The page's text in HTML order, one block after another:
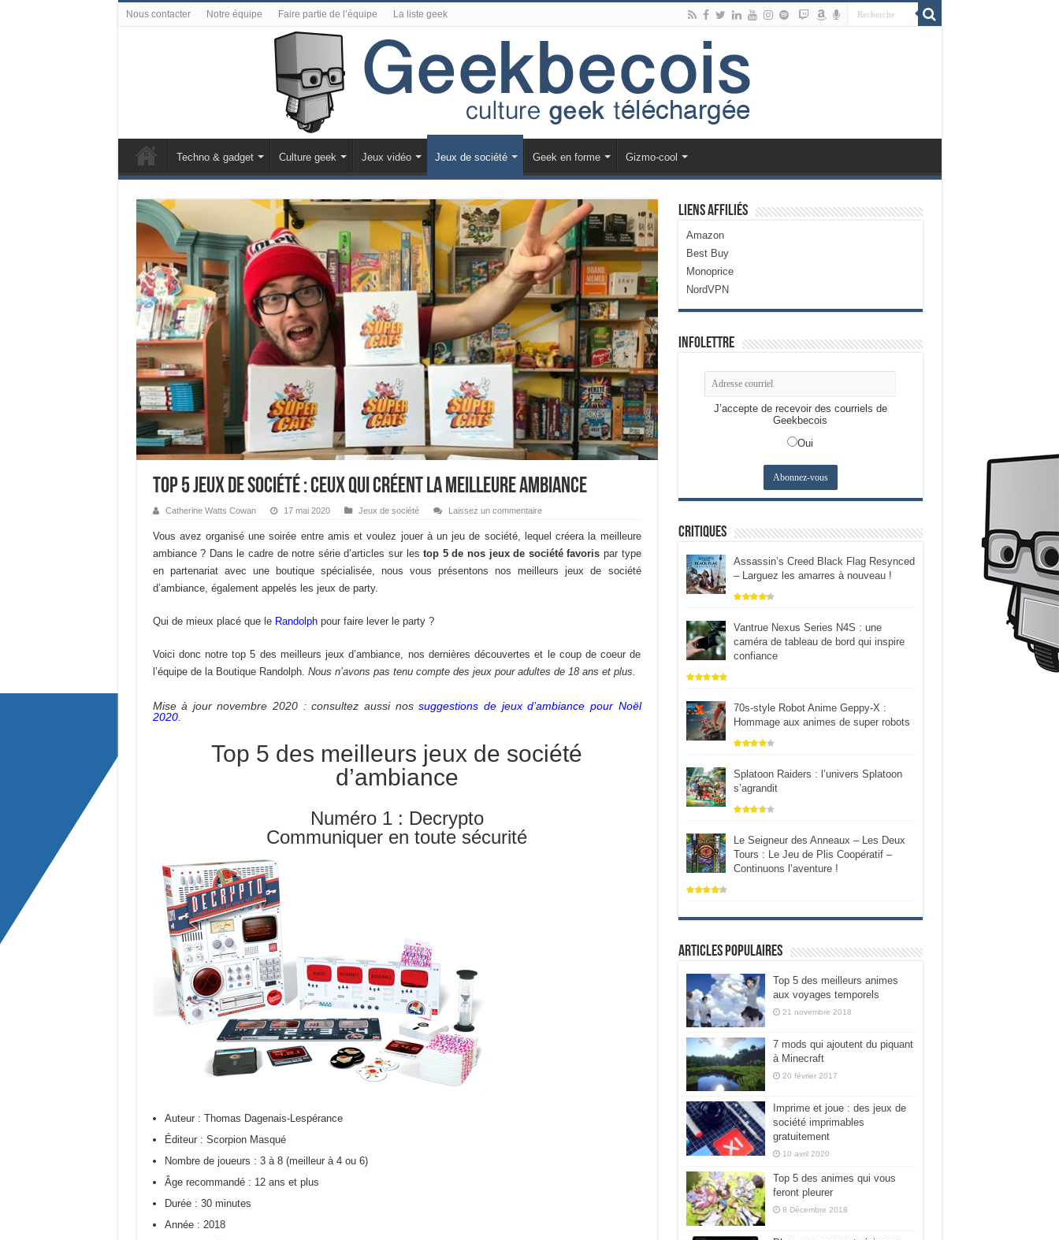
Nous contacter Notre équipe Faire partie de l’équipe La liste geek
Techno & gadget Culture geek Jeux vidéo Jeux de société Geek en forme Gizmo-cool
Top 5 jeux de société : ceux qui créent la meilleure ambiance
Catherine Watts Cowan 17 mai 2020 Jeux de société Laissez un commentaire
Vous avez organisé une soirée entre amis et voulez jouer à un jeu de société, lequel créera la meilleure
ambiance ? Dans le cadre de notre série d’articles sur lestop 5 de nos jeux de société favoris par type
en partenariat avec une boutique spécialisée, nous vous présentons nos meilleurs jeux de société
d’ambiance, également appelés les jeux de party.
Qui de mieux placé que le Randolphpour faire lever le party ?
Voici donc notre top 5 des meilleurs jeux d’ambiance, nos dernières découvertes et le coup de coeur de
l’équipe de la Boutique Randolph. Nous n’avons pas tenu compte des jeux pour adultes de 18 ans et plus.
Mise à jour novembre 2020 : consultez aussi nossuggestions de jeux d’ambiance pour Noël
2020.
Top 5 des meilleurs jeux de société
d’ambiance
Numéro 1 : Decrypto
Communiquer en toute sécurité
Auteur : Thomas Dagenais-Lespérance
Éditeur : Scorpion Masqué
Nombre de joueurs : 3 à 8 (meilleur à 4 ou 6)
Âge recommandé : 12 ans et plus
Durée : 30 minutes
Année : 2018
Liens Affiliés
Amazon
Best Buy
Monoprice
NordVPN
Infolettre
J’accepte de recevoir des courriels de
Geekbecois
Oui
Critiques
Assassin’s Creed Black Flag Resynced
– Larguez les amarres à nouveau !
Vantrue Nexus Series N4S : une
caméra de tableau de bord qui inspire
confiance
70s-style Robot Anime Geppy-X :
Hommage aux animes de super robots
Splatoon Raiders : l’univers Splatoon
s’agrandit
Le Seigneur des Anneaux – Les Deux
Tours : Le Jeu de Plis Coopératif –
Continuons l’aventure !
Articles populaires
Top 5 des meilleurs animes
aux voyages temporels
21 novembre 2018
7 mods qui ajoutent du piquant
à Minecraft
20 février 2017
Imprime et joue : des jeux de
société imprimables
gratuitement
10 avril 2020
Top 5 des animes qui vous
feront pleurer
8 Décembre 2018